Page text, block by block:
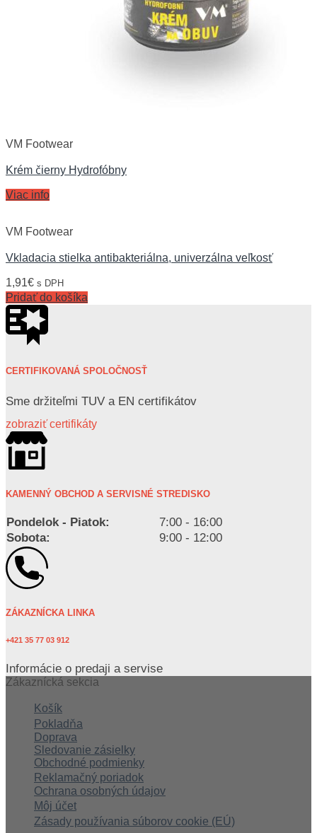
VM Footwear
Krém čierny Hydrofóbny
Viac info
VM Footwear
Vkladacia stielka antibakteriálna, univerzálna veľkosť
1,91€ s DPH
Pridať do košíka
CERTIFIKOVANÁ SPOLOČNOSŤ
Sme držiteľmi TUV a EN certifikátov
zobraziť certifikáty
KAMENNÝ OBCHOD A SERVISNÉ STREDISKO
Pondelok - Piatok:
7:00 - 16:00
Sobota:
9:00 - 12:00
ZÁKAZNÍCKA LINKA
+421 35 77 03 912
Informácie o predaji a servise
Zákaznícká sekcia
Košík
Pokladňa
Doprava
Sledovanie zásielky
Obchodné podmienky
Reklamačný poriadok
Ochrana osobných údajov
Môj účet
Zásady používania súborov cookie (EÚ)